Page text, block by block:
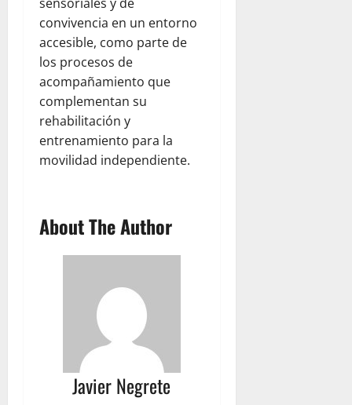
convivencia en un entorno
accesible, como parte de
los procesos de
acompañamiento que
complementan su
rehabilitación y
entrenamiento para la
movilidad independiente.
About The Author
Javier Negrete